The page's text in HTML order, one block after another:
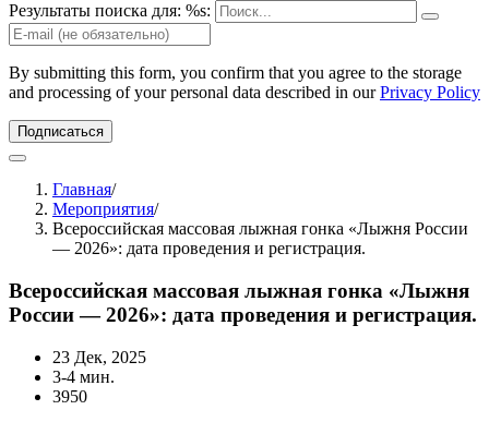
Результаты поиска для: %s:
By submitting this form, you confirm that you agree to the storage
and processing of your personal data described in ourPrivacy Policy
Подписаться
Главная/
Мероприятия/
Всероссийская массовая лыжная гонка «Лыжня России
— 2026»: дата проведения и регистрация.
Всероссийская массовая лыжная гонка «Лыжня
России — 2026»: дата проведения и регистрация.
23 Дек, 2025
3-4 мин.
3950